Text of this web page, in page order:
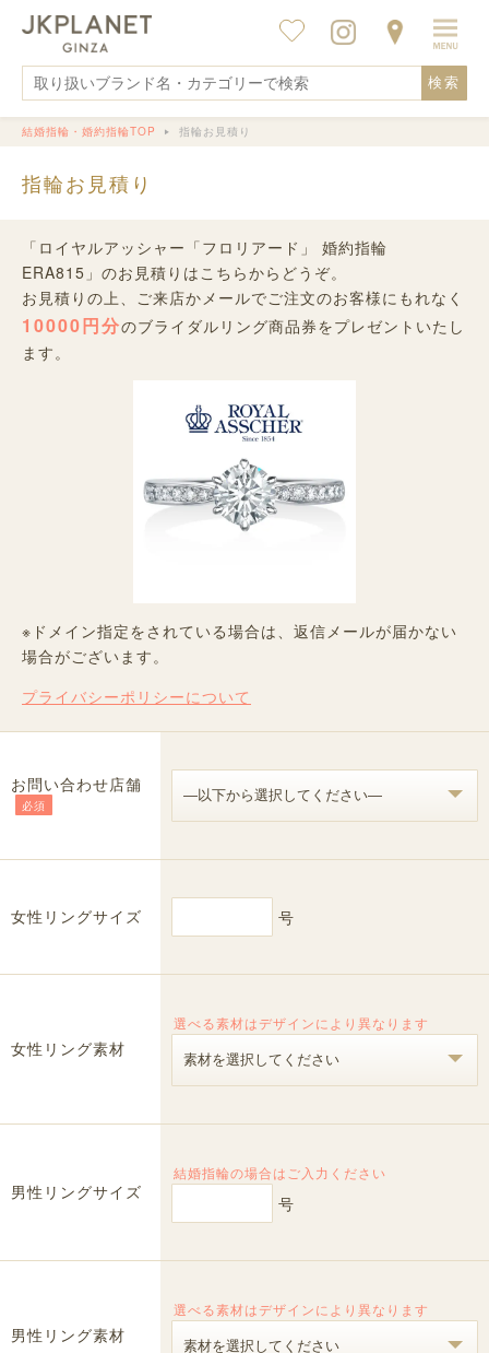
検索
結婚指輪・婚約指輪TOP 指輪お見積り
指輪お見積り
「ロイヤルアッシャー「フロリアード」 婚約指輪
ERA815」のお見積りはこちらからどうぞ。
お見積りの上、ご来店かメールでご注文のお客様にもれなく
10000円分のブライダルリング商品券をプレゼントいたし
ます。
※ドメイン指定をされている場合は、返信メールが届かない
場合がございます。
プライバシーポリシーについて
お問い合わせ店舗
必須
女性リングサイズ 号
女性リング素材
選べる素材はデザインにより異なります
男性リングサイズ
結婚指輪の場合はご入力ください
号
男性リング素材
選べる素材はデザインにより異なります